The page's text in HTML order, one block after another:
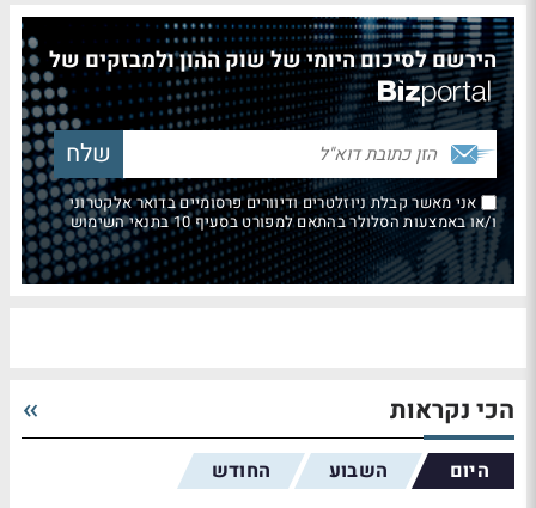
הירשם לסיכום היומי של שוק ההון ולמבזקים של
אני מאשר קבלת ניוזלטרים ודיוורים פרסומיים בדואר אלקטרוני
ו/או באמצעות הסלולר בהתאם למפורט בסעיף 10 בתנאי השימוש
הכי נקראות
היום השבוע החודש